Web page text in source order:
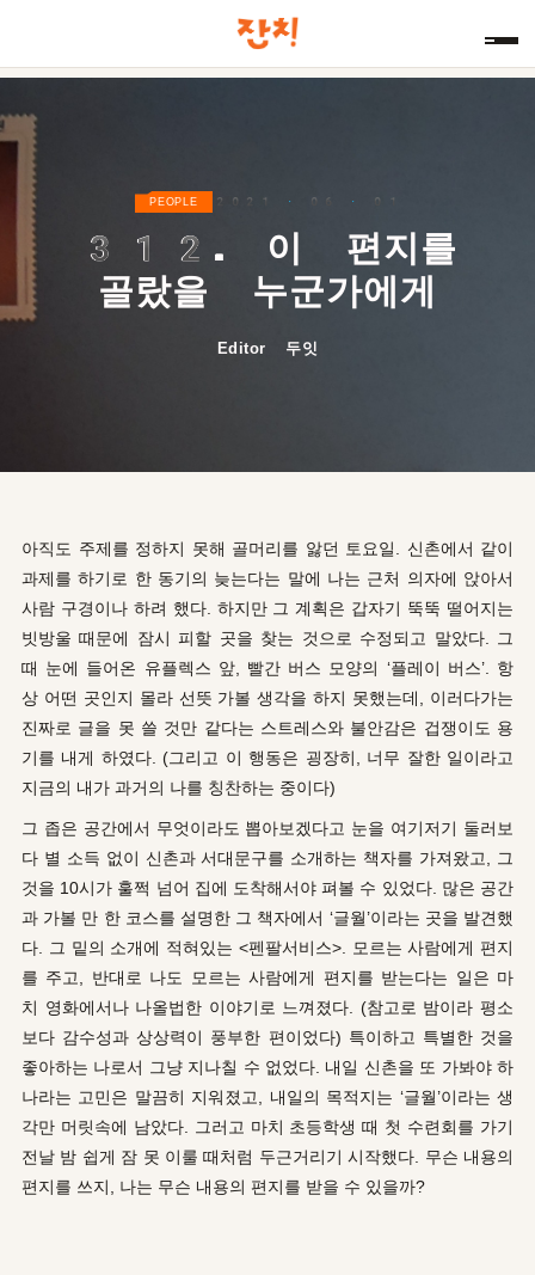
PEOPLE 2021 · 06 · 01
312. 이 편지를
골랐을 누군가에게
Editor 두잇
아직도 주제를 정하지 못해 골머리를 앓던 토요일. 신촌에서 같이
과제를 하기로 한 동기의 늦는다는 말에 나는 근처 의자에 앉아서
사람 구경이나 하려 했다. 하지만 그 계획은 갑자기 뚝뚝 떨어지는
빗방울 때문에 잠시 피할 곳을 찾는 것으로 수정되고 말았다.
그
때 눈에 들어온 유플렉스 앞, 빨간 버스 모양의 ‘플레이 버스’. 항
상 어떤 곳인지 몰라 선뜻 가볼 생각을 하지 못했는데, 이러다가는
진짜로 글을 못 쓸 것만 같다는 스트레스와 불안감은 겁쟁이도 용
기를 내게 하였다. (그리고 이 행동은 굉장히, 너무 잘한 일이라고
지금의 내가 과거의 나를 칭찬하는 중이다)
그 좁은 공간에서 무엇이라도 뽑아보겠다고 눈을 여기저기 둘러보
다 별 소득 없이 신촌과 서대문구를 소개하는 책자를 가져왔고, 그
것을 10시가 훌쩍 넘어 집에 도착해서야 펴볼 수 있었다. 많은 공간
과 가볼 만 한코스를 설명한 그 책자에서 ‘글월’이라는 곳을 발견했
다. 그 밑의 소개에 적혀있는 <펜팔서비스>. 모르는 사람에게 편지
를 주고, 반대로 나도 모르는 사람에게 편지를 받는다는 일은 마
치 영화에서나 나올법한 이야기로 느껴졌다. (참고로 밤이라 평소
보다 감수성과 상상력이 풍부한 편이었다) 특이하고 특별한 것을
좋아하는 나로서 그냥 지나칠 수 없었다. 내일 신촌을 또 가봐야 하
나라는 고민은 말끔히 지워졌고, 내일의 목적지는 ‘글월’이라는 생
각만 머릿속에 남았다. 그러고 마치 초등학생 때 첫 수련회를 가기
전날 밤 쉽게 잠 못 이룰 때처럼 두근거리기 시작했다. 무슨 내용의
편지를 쓰지, 나는 무슨 내용의 편지를 받을 수 있을까?